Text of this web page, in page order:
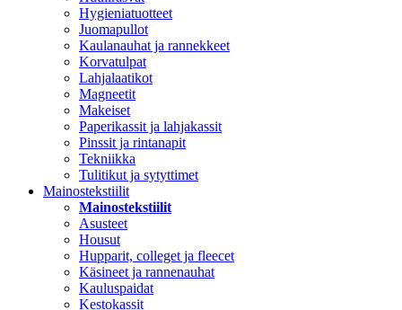
Hygieniatuotteet
Juomapullot
Kaulanauhat ja rannekkeet
Korvatulpat
Lahjalaatikot
Magneetit
Makeiset
Paperikassit ja lahjakassit
Pinssit ja rintanapit
Tekniikka
Tulitikut ja sytyttimet
Mainostekstiilit
Mainostekstiilit
Asusteet
Housut
Hupparit, colleget ja fleecet
Käsineet ja rannenauhat
Kauluspaidat
Kestokassit